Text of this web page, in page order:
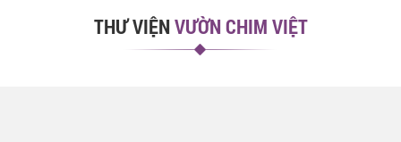
THƯ VIỆNVƯỜN CHIM VIỆT